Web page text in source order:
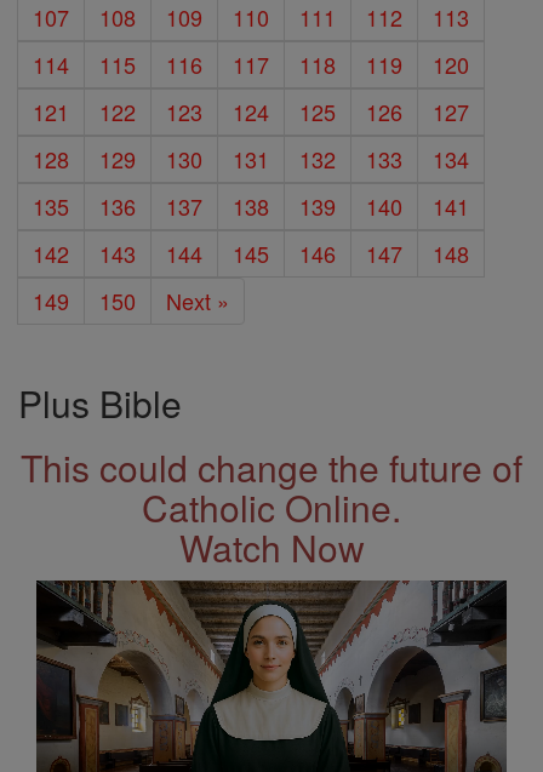
107
108 109 110 111 112
113
114
115 116 117 118 119
120
121
122 123 124 125 126
127
128
129 130 131 132 133
134
135
136 137 138 139 140
141
142
143 144 145 146 147
148
149
150 Next »
Plus Bible
This could change the future of
Catholic Online.
Watch Now